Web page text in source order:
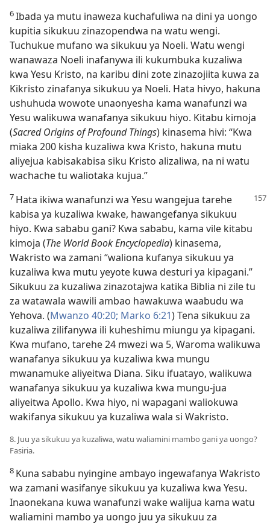
6Ibada ya mutu inaweza kuchafuliwa na dini ya uongo
kupitia sikukuu zinazopendwa na watu wengi.
Tuchukue mufano wa sikukuu ya Noeli. Watu wengi
wanawaza Noeli inafanywa ili kukumbuka kuzaliwa
kwa Yesu Kristo, na karibu dini zote zinazojiita kuwa za
Kikristo zinafanya sikukuu ya Noeli. Hata hivyo, hakuna
ushuhuda wowote unaonyesha kama wanafunzi wa
Yesu walikuwa wanafanya sikukuu hiyo. Kitabu kimoja
(Sacred Origins of Profound Things) kinasema hivi: “Kwa
miaka 200 kisha kuzaliwa kwa Kristo, hakuna mutu
aliyejua kabisakabisa siku Kristo alizaliwa, na ni watu
wachache tu waliotaka kujua.”
7 Hata ikiwa wanafunzi wa Yesu wangejua tarehe
kabisa ya kuzaliwa kwake, hawangefanya sikukuu
hiyo. Kwa sababu gani? Kwa sababu, kama vile kitabu
kimoja (The World Book Encyclopedia) kinasema,
Wakristo wa zamani “waliona kufanya sikukuu ya
kuzaliwa kwa mutu yeyote kuwa desturi ya kipagani.”
Sikukuu za kuzaliwa zinazotajwa katika Biblia ni zile tu
za watawala wawili ambao hawakuwa waabudu wa
Yehova. (Mwanzo 40:20; Marko 6:21) Tena sikukuu za
kuzaliwa zilifanywa ili kuheshimu miungu ya kipagani.
Kwa mufano, tarehe 24 mwezi wa 5, Waroma walikuwa
wanafanya sikukuu ya kuzaliwa kwa mungu
mwanamuke aliyeitwa Diana. Siku ifuatayo, walikuwa
wanafanya sikukuu ya kuzaliwa kwa mungu-jua
aliyeitwa Apollo. Kwa hiyo, ni wapagani waliokuwa
wakifanya sikukuu ya kuzaliwa wala si Wakristo.
8. Juu ya sikukuu ya kuzaliwa, watu waliamini mambo gani ya uongo?
Fasiria.
8 Kuna sababu nyingine ambayo ingewafanya Wakristo
wa zamani wasifanye sikukuu ya kuzaliwa kwa Yesu.
Inaonekana kuwa wanafunzi wake walijua kama watu
waliamini mambo ya uongo juu ya sikukuu za